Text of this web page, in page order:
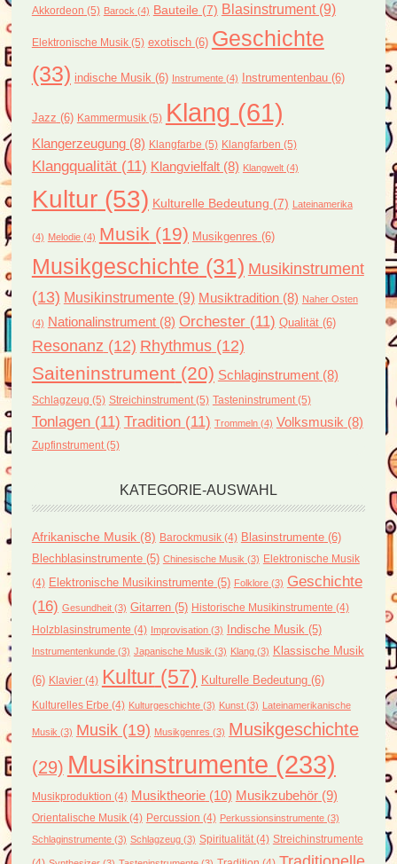
Akkordeon (5) Barock (4) Bauteile (7) Blasinstrument(9)
Elektronische Musik(5) exotisch(6) Geschichte
(33) indische Musik (6) Instrumente(4) Instrumentenbau(6)
Jazz (6) Kammermusik(5) Klang (61)
Klangerzeugung(8) Klangfarbe (5) Klangfarben (5)
Klangqualität(11) Klangvielfalt(8) Klangwelt(4)
Kultur(53) Kulturelle Bedeutung (7) Lateinamerika
(4) Melodie(4) Musik (19) Musikgenres (6)
Musikgeschichte (31) Musikinstrument
(13) Musikinstrumente(9) Musiktradition(8) Naher Osten
(4) Nationalinstrument(8) Orchester(11) Qualität(6)
Resonanz (12) Rhythmus(12)
Saiteninstrument(20) Schlaginstrument(8)
Schlagzeug (5) Streichinstrument(5) Tasteninstrument(5)
Tonlagen(11) Tradition(11) Trommeln(4) Volksmusik (8)
Zupfinstrument(5)
KATEGORIE-AUSWAHL
Afrikanische Musik(8) Barockmusik(4) Blasinstrumente(6)
Blechblasinstrumente(5) Chinesische Musik (3) Elektronische Musik
(4) Elektronische Musikinstrumente(5) Folklore(3) Geschichte
(16) Gesundheit(3) Gitarren(5) Historische Musikinstrumente (4)
Holzblasinstrumente (4) Improvisation(3) Indische Musik (5)
Instrumentenkunde(3) Japanische Musik (3) Klang(3) Klassische Musik
(6) Klavier(4) Kultur(57) Kulturelle Bedeutung(6)
Kulturelles Erbe (4) Kulturgeschichte(3) Kunst(3) Lateinamerikanische
Musik (3) Musik(19) Musikgenres (3) Musikgeschichte
(29) Musikinstrumente (233)
Musikproduktion (4) Musiktheorie(10) Musikzubehör(9)
Orientalische Musik(4) Percussion (4) Perkussionsinstrumente(3)
Schlaginstrumente(3) Schlagzeug(3) Spiritualität(4) Streichinstrumente